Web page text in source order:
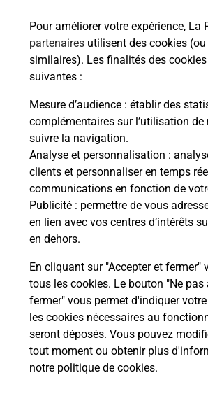
Pour améliorer votre expérience, La
partenaires utilisent des cookies
similaires). Les finalités des
suivantes :
Mesure d’audience : établir des
complémentaires sur l’utilisation de
suivre la navigation.
Analyse et personnalisation :
clients et personnaliser en temps
communications en fonction de
Publicité : permettre de vous
en lien avec vos centres d’intérêts
en dehors.
En cliquant sur "Accepter et fermer"
tous les cookies. Le bouton "Ne pas
fermer" vous permet d'indiquer
les cookies nécessaires au
seront déposés. Vous pouvez
tout moment ou obtenir plus
notre politique de cookies.
Recherchez un autre point
Questions
Quel réseau utilise La Poste
Est-ce que je peux garder
numéro de mobile
Est-ce que je peux
avec La Poste Mobile ?
Est-ce que je peux utiliser
à l’étranger avec La Poste